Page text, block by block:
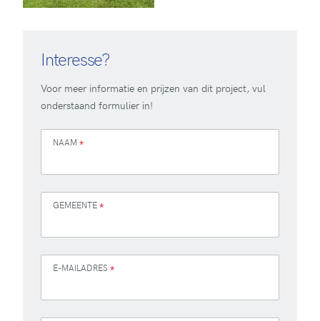
Interesse?
Voor meer informatie en prijzen van dit project, vul
onderstaand formulier in!
NAAM *
GEMEENTE*
E-MAILADRES *